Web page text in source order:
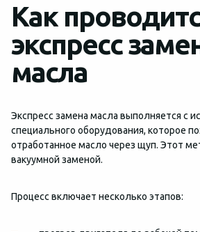
Как
экспресс
масла
Экспресс замена масла выполняется с
специального оборудования, которое
отработанное масло через щуп. Этот
вакуумной заменой.
Процесс включает несколько этапов: